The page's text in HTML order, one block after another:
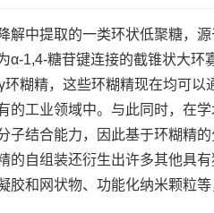
解中提取的一类环状低聚糖，
α-1,4-糖苷键连接的截锥状大
糊精，这些环糊精现在均可
的工业领域中。与此同时，在
子结合能力，因此基于环糊精
的自组装还衍生出许多其他具
胶和网状物、功能化纳米颗粒